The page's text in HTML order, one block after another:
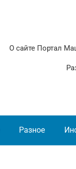
О сайте Портал
Разное